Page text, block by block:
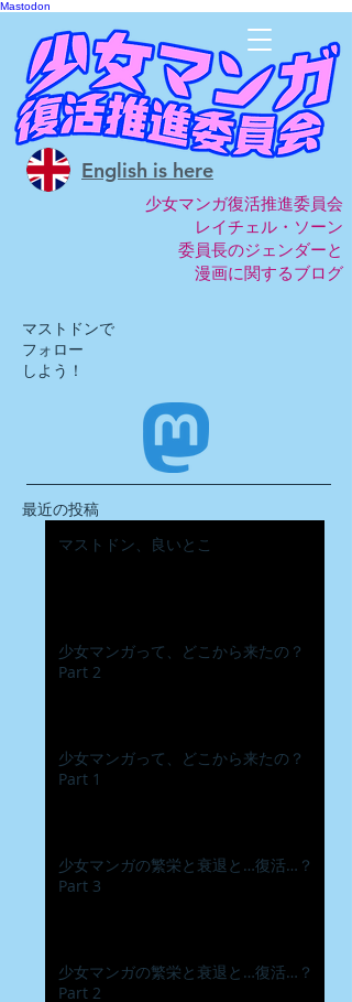
Mastodon
English is here
少女マンガ復活推進委員会
レイチェル・ソーン
委員長のジェンダーと
漫画に関するブログ
マストドンで
​フォロー
しよう！
最近の投稿
マストドン、良いとこ
少女マンガって、どこから来たの？
Part 2
少女マンガって、どこから来たの？
Part 1
少女マンガの繁栄と衰退と…復活…？
Part 3
少女マンガの繁栄と衰退と…復活…？
Part 2